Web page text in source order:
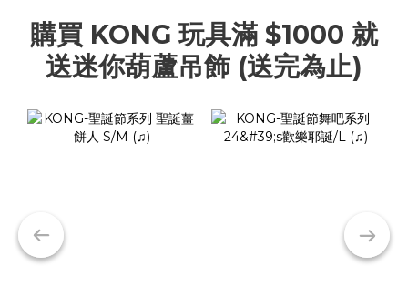
購買 KONG 玩具滿 $1000 就
送迷你葫蘆吊飾 (送完為止)